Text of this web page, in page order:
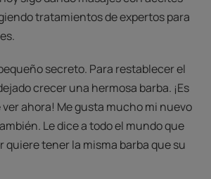
tratamientos de expertos para
secreto. Para restablecer el
crecer una hermosa barba. ¡Es
ahora! Me gusta mucho mi nuevo
Le dice a todo el mundo que
quiere tener la misma barba que su